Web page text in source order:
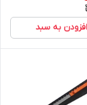
افزودن به سبد